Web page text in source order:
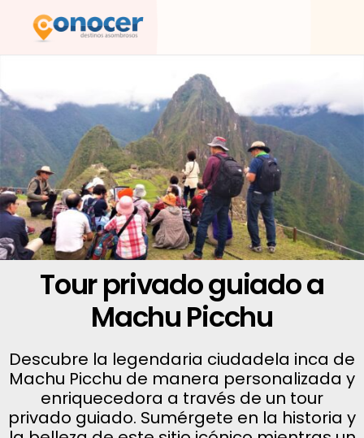
Tour privado guiado a
Machu Picchu
Descubre la legendaria ciudadela inca de
Machu Picchu de manera personalizada y
enriquecedora a través de un tour
privado guiado. Sumérgete en la historia y